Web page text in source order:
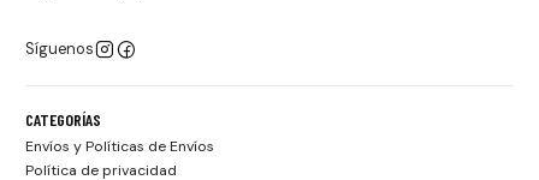
Síguenos
CATEGORÍAS
Envíos y Políticas de Envíos
Política de privacidad